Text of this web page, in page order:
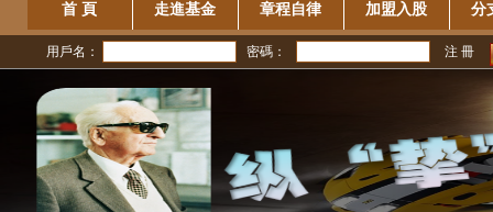
首 頁 走進基金 章程自律 加盟入股 分
用戶名： 密碼： 注 冊